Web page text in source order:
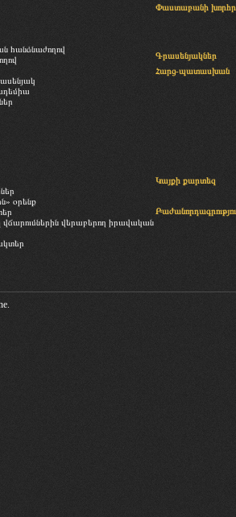
հանձնաժողով
Փաստաբանի
Գրասենյակներ
Հարց-պատասխան
օրենք
վերաբերող իրավական
Կայքի քարտեզ